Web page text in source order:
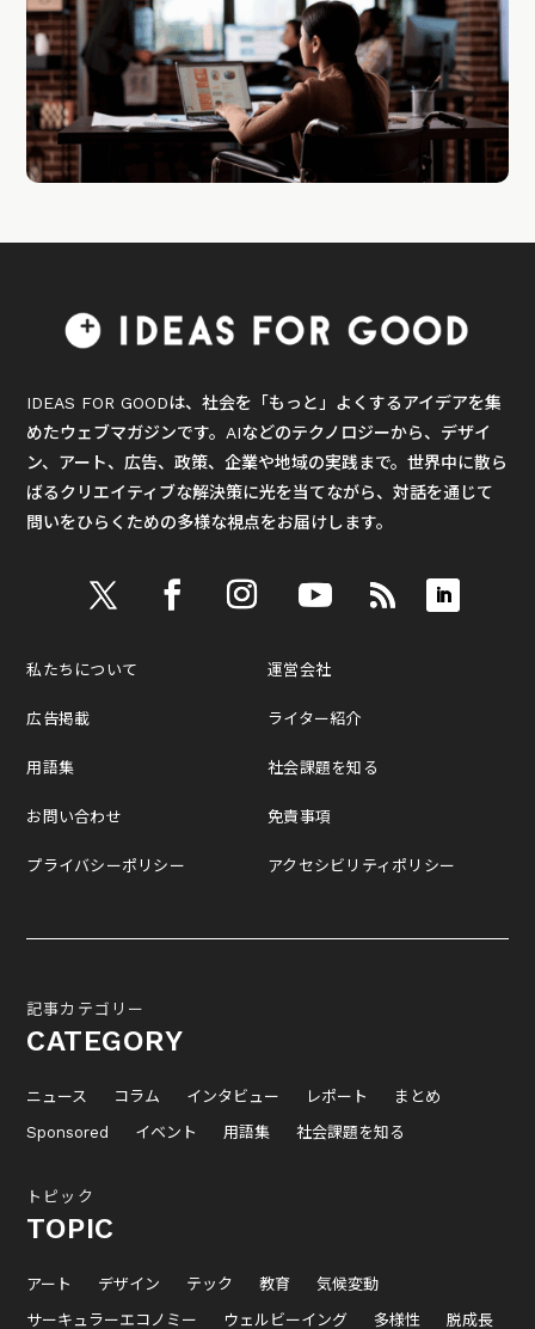
IDEAS FOR GOODは、社会を「もっと」よくするアイデアを集
めたウェブマガジンです。AIなどのテクノロジーから、デザイ
ン、アート、広告、政策、企業や地域の実践まで。世界中に散ら
ばるクリエイティブな解決策に光を当てながら、対話を通じて
問いをひらくための多様な視点をお届けします。
私たちについて
広告掲載
用語集
お問い合わせ
プライバシーポリシー
運営会社
ライター紹介
社会課題を知る
免責事項
アクセシビリティポリシー
記事カテゴリー
CATEGORY
ニュース コラム インタビュー レポート
まとめ
Sponsored
イベント 用語集 社会課題を知る
トピック
TOPIC
アート デザイン テック 教育
気候変動
サーキュラーエコノミー
ウェルビーイング 多様性 脱成長